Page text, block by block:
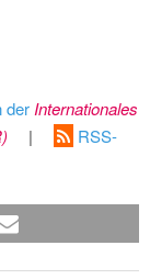
der Internationales
|
RSS-